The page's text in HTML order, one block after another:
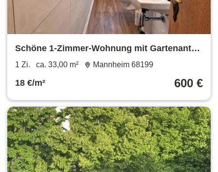
Schöne 1-Zimmer-Wohnung mit Gartenanteil
in Mannheim-Neckarau
1 Zi. ca. 33,00 m² Mannheim 68199
18 €/m² 600 €